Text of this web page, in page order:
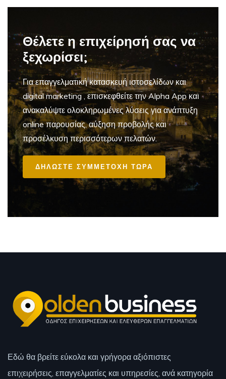
Θέλετε η επιχείρησή σας να
ξεχωρίσει;
Για επαγγελματικήκατασκευή ιστοσελίδων και
digital marketing, επισκεφθείτε την Alpha App και
ανακαλύψτε ολοκληρωμένες λύσεις για ανάπτυξη
online παρουσίας, αύξηση προβολής και
προσέλκυση περισσότερων πελατών.
ΔΗΛΩΣΤΕ ΣΥΜΜΕΤΟΧΗ ΤΩΡΑ
Εδώ θα βρείτε εύκολα και γρήγορα αξιόπιστες
επιχειρήσεις, επαγγελματίες και υπηρεσίες, ανά κατηγορία